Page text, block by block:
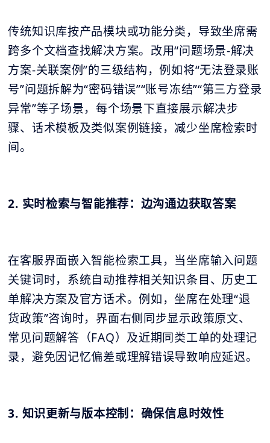
传统知识库按产品模块或功能分类，导致坐席需
跨多个文档查找解决方案。改用“问题场景-解决
方案-关联案例”的三级结构，例如将“无法登录账
号”问题拆解为“密码错误”“账号冻结”“第三方登录
异常”等子场景，每个场景下直接展示解决步
骤、话术模板及类似案例链接，减少坐席检索时
间。
2. 实时检索与智能推荐：边沟通边获取答案
在客服界面嵌入智能检索工具，当坐席输入问题
关键词时，系统自动推荐相关知识条目、历史工
单解决方案及官方话术。例如，坐席在处理“退
货政策”咨询时，界面右侧同步显示政策原文、
常见问题解答（FAQ）及近期同类工单的处理记
录，避免因记忆偏差或理解错误导致响应延迟。
3. 知识更新与版本控制：确保信息时效性